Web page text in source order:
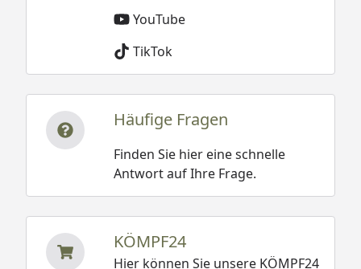
YouTube
TikTok
Häufige Fragen
Finden Sie hier eine schnelle
Antwort auf Ihre Frage.
KÖMPF24
Hier können Sie unsere KÖMPF24